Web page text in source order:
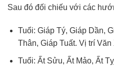
Sau đó đối chiếu với các
Tuổi: Giáp Tý, Giáp Dần,
Thân, Giáp Tuất. Vị trí
Tuổi: Ất Sửu, Ất Mảo, Ất